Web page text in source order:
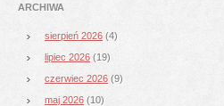
ARCHIWA
sierpień 2026 (4)
lipiec 2026 (19)
czerwiec 2026 (9)
maj 2026 (10)